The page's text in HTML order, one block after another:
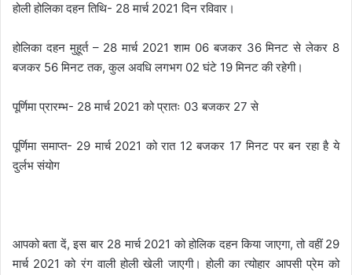
होली होलिका दहन तिथि- 28 मार्च 2021 दिन रविवार।
होलिका दहन मुहूर्त – 28 मार्च 2021 शाम 06 बजकर 36 मिनट से लेकर 8
बजकर 56 मिनट तक, कुल अवधि लगभग 02 घंटे 19 मिनट की रहेगी।
पूर्णिमा प्रारम्भ- 28 मार्च 2021 को प्रातः 03 बजकर 27 से
पूर्णिमा समाप्त- 29 मार्च 2021 को रात 12 बजकर 17 मिनट पर बन रहा है ये
दुर्लभ संयोग
आपको बता दें, इस बार 28 मार्च 2021 को होलिक दहन किया जाएगा, तो वहीं 29
मार्च 2021 को रंग वाली होली खेली जाएगी। होली का त्योहार आपसी प्रेम को